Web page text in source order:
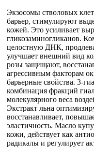
Экзосомы стволовых
барьер, стимулируют
кожей. Это усиливает
гликозаминогликанов.
целостную ДНК,
улучшает внешний вид
розы защищают,
агрессивным факторам
барьерные свойства. 3-
комбинация фракций
молекулярного веса
Экстракт льна
восстанавливает,
эластичность. Масло
кожи, действует как
радикалы и регулирует